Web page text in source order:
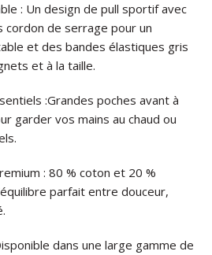
: Un design de pull sportif avec
cordon de serrage pour un
et des bandes élastiques gris
et à la taille.
:Grandes poches avant à
garder vos mains au chaud ou
: 80 % coton et 20 %
parfait entre douceur,
dans une large gamme de